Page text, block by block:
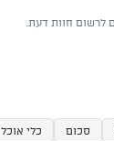
לרשום חוות דעת.
סכום כלי אוכל